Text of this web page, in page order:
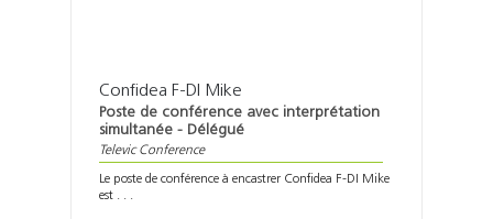
Confidea F-DI Mike
Poste de conférence avec interprétation
simultanée - Délégué
Televic Conference
Le poste de conférence à encastrer Confidea F-DI Mike
est . . .